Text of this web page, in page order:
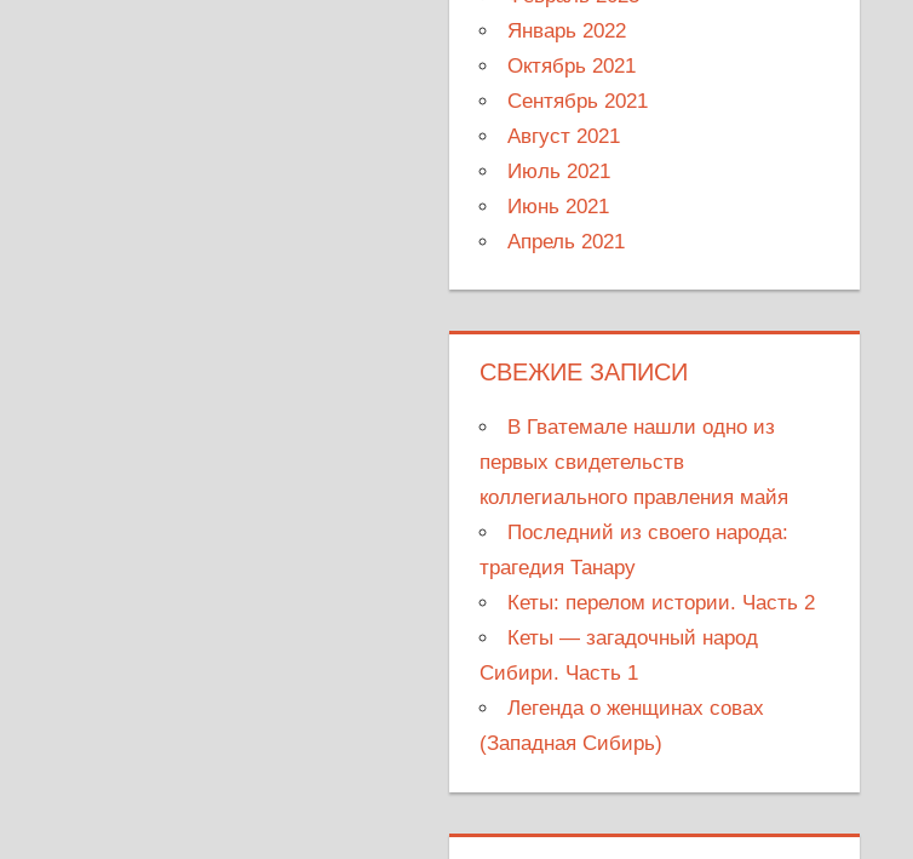
Январь 2022
Октябрь 2021
Сентябрь 2021
Август 2021
Июль 2021
Июнь 2021
Апрель 2021
СВЕЖИЕ ЗАПИСИ
В Гватемале нашли одно из
первых свидетельств
коллегиального правления майя
Последний из своего народа:
трагедия Танару
Кеты: перелом истории. Часть 2
Кеты — загадочный народ
Сибири. Часть 1
Легенда о женщинах совах
(Западная Сибирь)